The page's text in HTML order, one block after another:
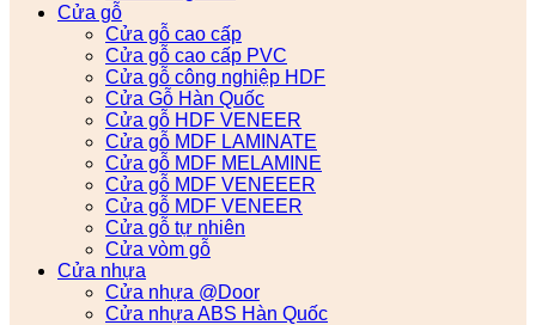
Cửa gỗ
Cửa gỗ cao cấp
Cửa gỗ cao cấp PVC
Cửa gỗ công nghiệp HDF
Cửa Gỗ Hàn Quốc
Cửa gỗ HDF VENEER
Cửa gỗ MDF LAMINATE
Cửa gỗ MDF MELAMINE
Cửa gỗ MDF VENEEER
Cửa gỗ MDF VENEER
Cửa gỗ tự nhiên
Cửa vòm gỗ
Cửa nhựa
Cửa nhựa @Door
Cửa nhựa ABS Hàn Quốc